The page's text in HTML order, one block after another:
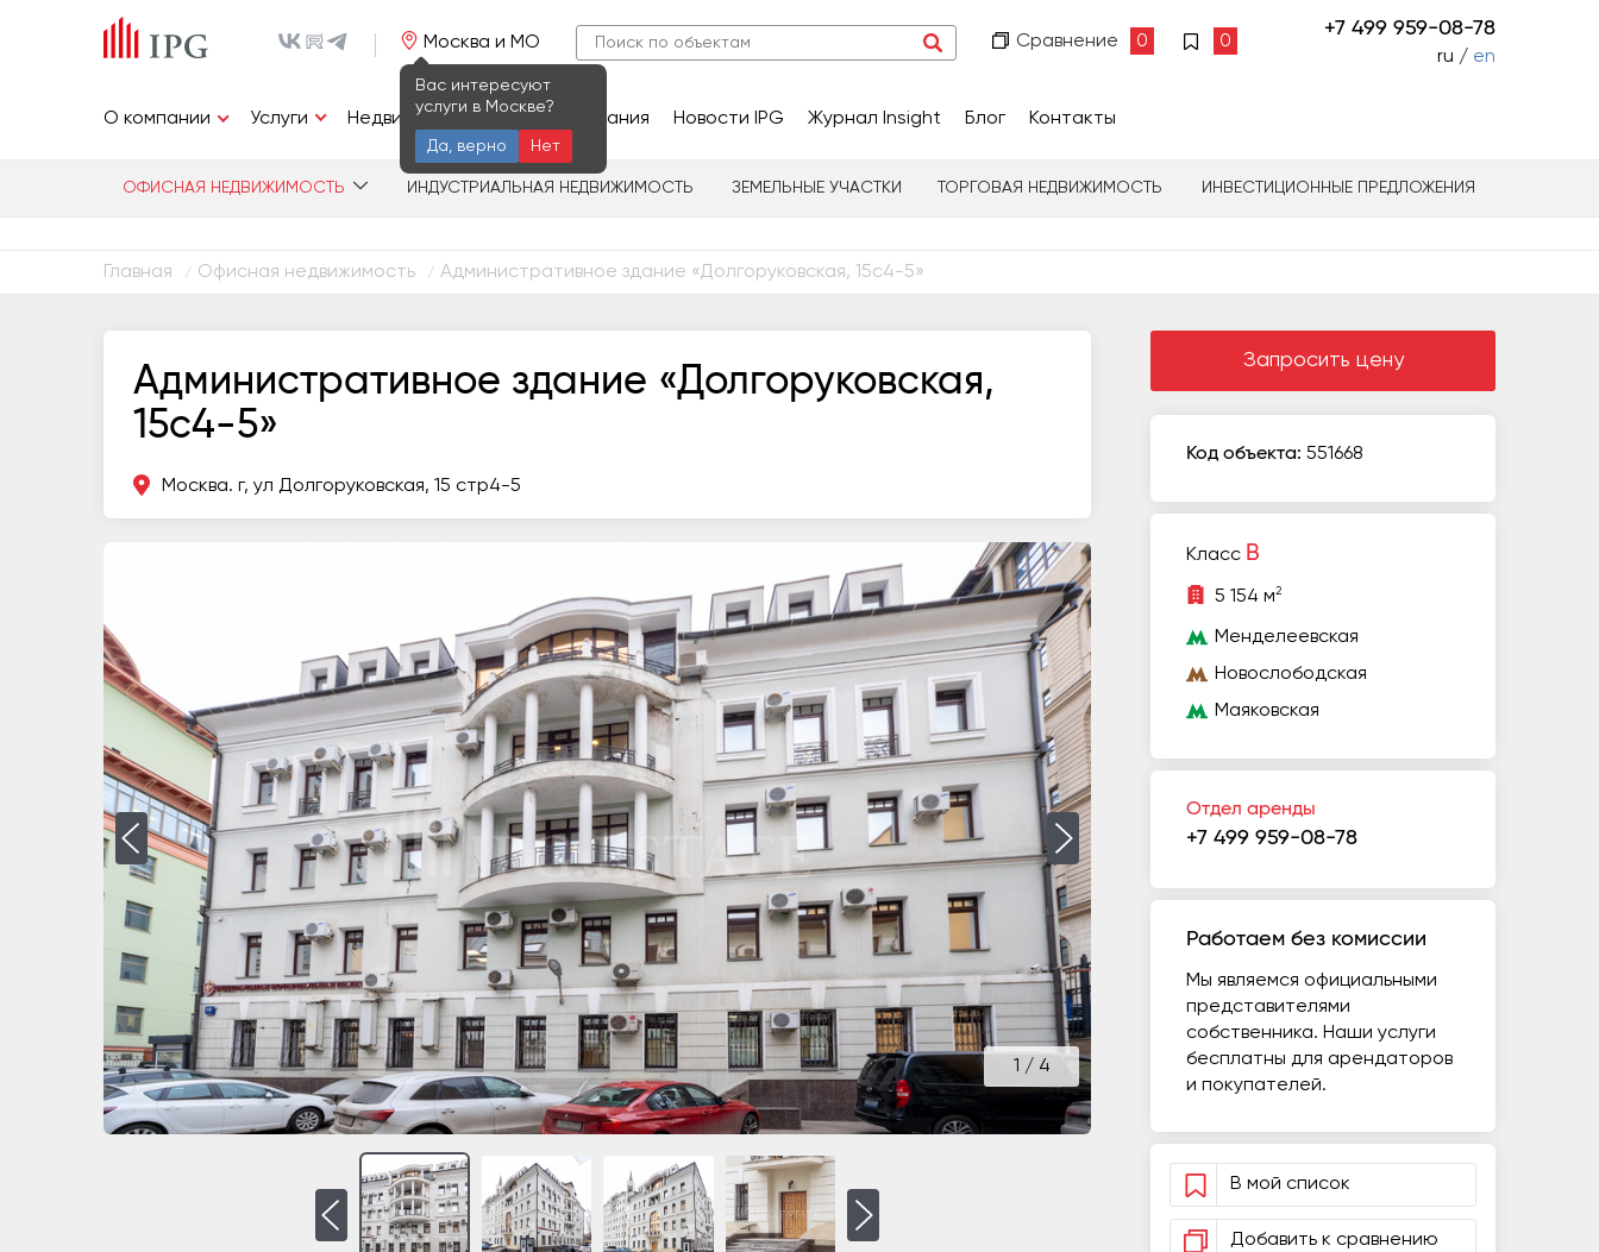
Москва и МО
Вас интересуют
услуги в Москве?
Да, верно Нет
Сравнение 0 0
+7 499 959-08-78
ru / en
О компании Услуги Недвижимость Исследования Новости IPG Журнал Insight Блог Контакты
ОФИСНАЯ НЕДВИЖИМОСТЬ ИНДУСТРИАЛЬНАЯ НЕДВИЖИМОСТЬ ЗЕМЕЛЬНЫЕ УЧАСТКИ ТОРГОВАЯ НЕДВИЖИМОСТЬ ИНВЕСТИЦИОННЫЕ ПРЕДЛОЖЕНИЯ
Главная / Офисная недвижимость / Административное здание «Долгоруковская, 15с4-5»
Административное здание «Долгоруковская,
15с4-5»
Москва. г, ул Долгоруковская, 15 стр4-5
1 / 4
Запросить цену
Код объекта: 551668
Класс B
5 154 м2
Менделеевская
Новослободская
Маяковская
Отдел аренды
+7 499 959-08-78
Работаем без комиссии
Мы являемся официальными
представителями
собственника. Наши услуги
бесплатны для арендаторов
и покупателей.
В мой список
Добавить к сравнению